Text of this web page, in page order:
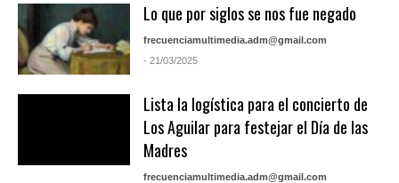
Lo que por siglos se nos fue negado
frecuenciamultimedia.adm@gmail.com
- 21/03/2025
Lista la logística para el concierto de
Los Aguilar para festejar el Día de las
Madres
frecuenciamultimedia.adm@gmail.com